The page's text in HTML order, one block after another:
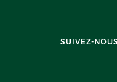
SUIVEZ-